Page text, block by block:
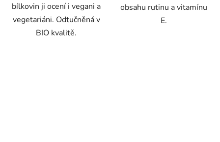
bílkovin ji ocení i vegani a
vegetariáni. Odtučněná v
BIO kvalitě.
obsahu rutinu a vitamínu
E.